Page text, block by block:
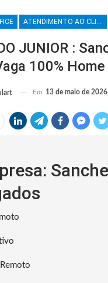
ATENDIMENTO AO CLIENTE
JUNIOR :
100%
Em 13 de maio de 2026
Remoto